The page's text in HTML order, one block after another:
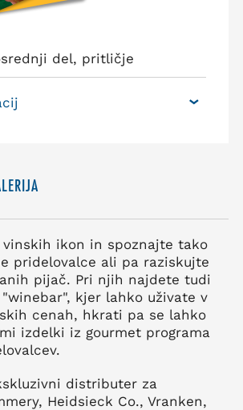
del, pritličje
ikon in spoznajte tako
pridelovalce ali pa raziskujte
pijač. Pri njih najdete tudi
kjer lahko uživate v
cenah, hkrati pa se lahko
izdelki iz gourmet programa
distributer za
Heidsieck Co., Vranken,